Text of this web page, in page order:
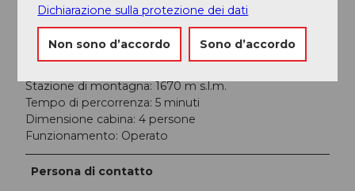
(maggio-settembre).
Più informazioni
Stazione di montagna: 1670 m s.l.m.
Tempo di percorrenza: 5 minuti
Dimensione cabina: 4 persone
Funzionamento: Operato
Persona di contatto
Dichiarazione sulla protezione dei dati
Non sono d’accordo Sono d’accordo